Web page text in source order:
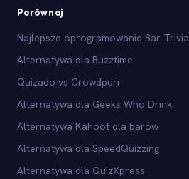
Porównaj
Najlepsze oprogramowanie Bar Trivia
Alternatywa dla Buzztime
Quizado vs Crowdpurr
Alternatywa dla Geeks Who Drink
Alternatywa Kahoot dla barów
Alternatywa dla SpeedQuizzing
Alternatywa dla QuizXpress